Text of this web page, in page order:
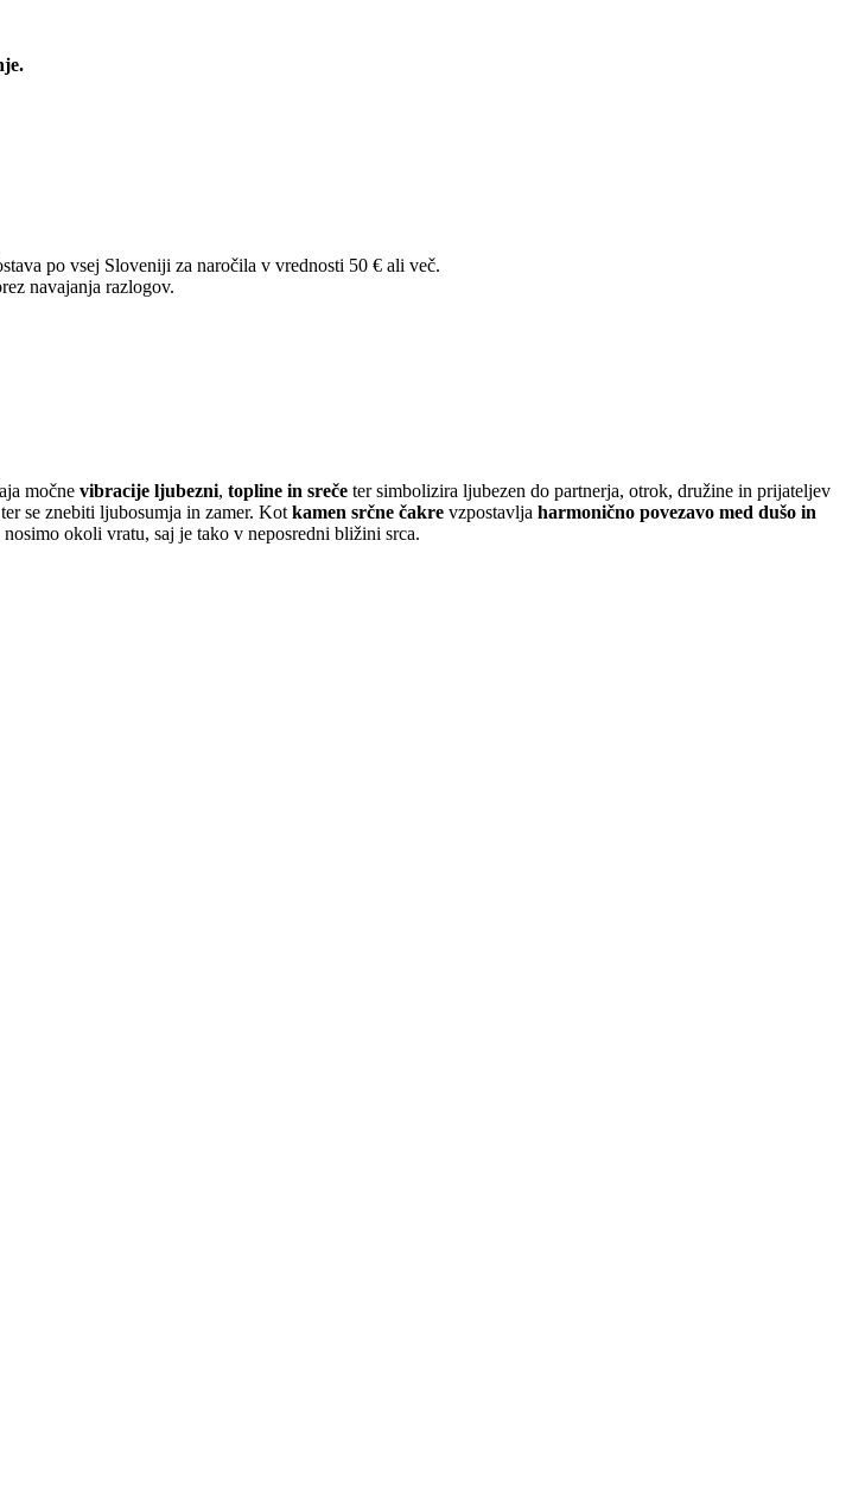
po vsej Sloveniji za naročila v vrednosti 50 € ali več.
navajanja razlogov.
močne vibracije ljubezni, topline in sreče ter simbolizira ljubezen do partnerja, otrok, družine in prijateljev
se znebiti ljubosumja in zamer. Kot kamen srčne čakre vzpostavlja harmonično povezavo med dušo in
okoli vratu, saj je tako v neposredni bližini srca.